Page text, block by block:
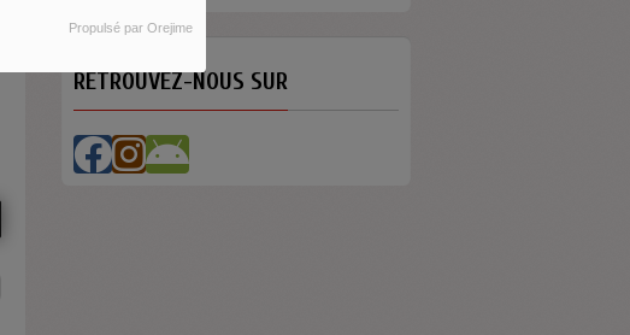
Propulsé par Orejime
RETROUVEZ-NOUS SUR